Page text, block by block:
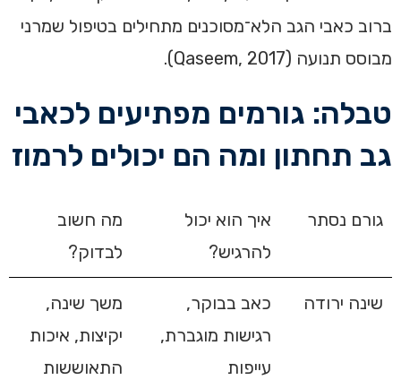
ברוב כאבי הגב הלא־מסוכנים מתחילים בטיפול שמרני
מבוסס תנועה (Qaseem, 2017).
טבלה: גורמים מפתיעים לכאבי
גב תחתון ומה הם יכולים לרמוז
גורם נסתר
איך הוא יכול
להרגיש?
מה חשוב
לבדוק?
שינה ירודה
כאב בבוקר,
רגישות מוגברת,
עייפות
משך שינה,
יקיצות, איכות
התאוששות